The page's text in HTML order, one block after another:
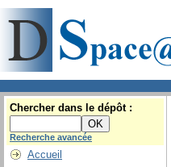
Chercher dans le dépôt :
Recherche avancée
Accueil